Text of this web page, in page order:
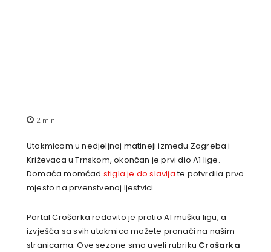
2 min.
Utakmicom u nedjeljnoj matineji između Zagreba i
Križevaca u Trnskom, okončan je prvi dio A1 lige.
Domaća momčad stigla je do slavljate potvrdila prvo
mjesto na prvenstvenoj ljestvici.
Portal Crošarka redovito je pratio A1 mušku ligu, a
izvješća sa svih utakmica možete pronaći na našim
stranicama. Ove sezone smo uveli rubriku Crošarka